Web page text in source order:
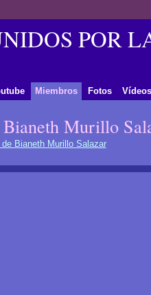
POR
Miembros Fotos Vídeos
Bianeth Murillo
Bianeth Murillo Salazar